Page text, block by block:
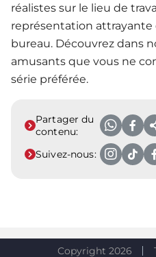
réalistes sur le lieu de
représentation attrayante
bureau. Découvrez dans
amusants que vous ne
série préférée.
Partager du
contenu:
Suivez-nous:
Copyright 2026